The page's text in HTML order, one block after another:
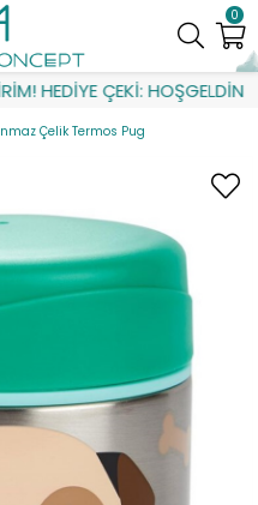
HEDİYE ÇEKİ: HOŞGELDİN
0
Çelik Termos Pug